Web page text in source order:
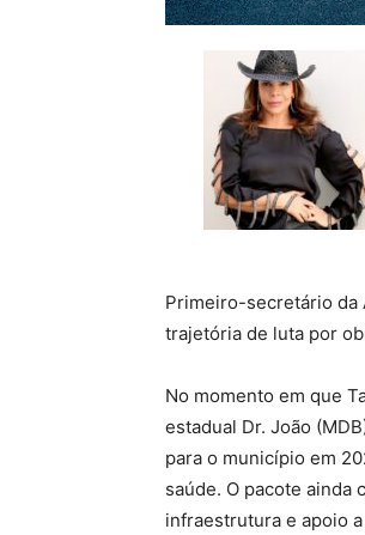
Primeiro-secretário da
trajetória de luta por
No momento em que
estadual Dr. João
para o município em
saúde. O pacote ainda
infraestrutura e apoio